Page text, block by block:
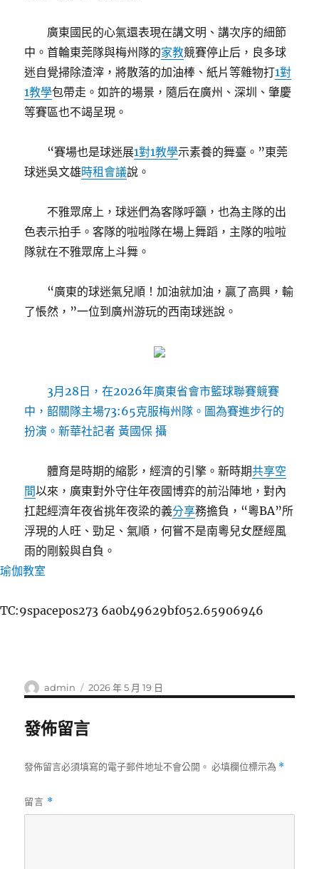
廣東國民的心氣還表現在講文明、講次序的細節
中。首輪東莞隊與梅州隊的家教競賽停止后，良多球
迷自覺掃除渣滓，將散落的加油棒、紙片等雜物打1對
1教學包帶走。如許的場景，隨后在廣州、深圳、肇慶
等賽區也不竭呈現。
“賽場也是球迷展1對1教學示素養的舞臺。”東莞
球迷吳文雄時租會議說。
不雅眾席上，球迷們為客隊呼籲，也為主隊的出
色表示拍手。客隊的啦啦隊在場上舞蹈，主隊的啦啦
隊就在不雅眾席上斗舞。
“廣東的球迷氣兒順！加油就加油，贏了高興，輸
了悵然，”一位到廣州游玩的西南球迷說。
3月28日，在2026年廣東省會市籃球聯賽競賽
中，韶關隊主場73:65克服梅州隊。圖為賽進步行的
扮演。新華社記者 黃國保 攝
體育是時期的縮影，經濟的引擎。新時期共享空
間以來，廣東對外守住年夜國博弈的前沿陣地，對內
扛起經濟年夜省挑年夜梁的義分享務擔負，“粵BA”所
浮現的人旺、勁足、氣順，何嘗不是南粵兒女歷經風
雨的剛毅與自負。
瑜伽教室
TC:9spacepos273 6a0b49629bf052.65906946
作
者
admin
發
佈
2026 年 5 月 19 日
發佈留言
發佈留言必須填寫的電子郵件地址不會公開。 必填欄位標示為 *
留言 *